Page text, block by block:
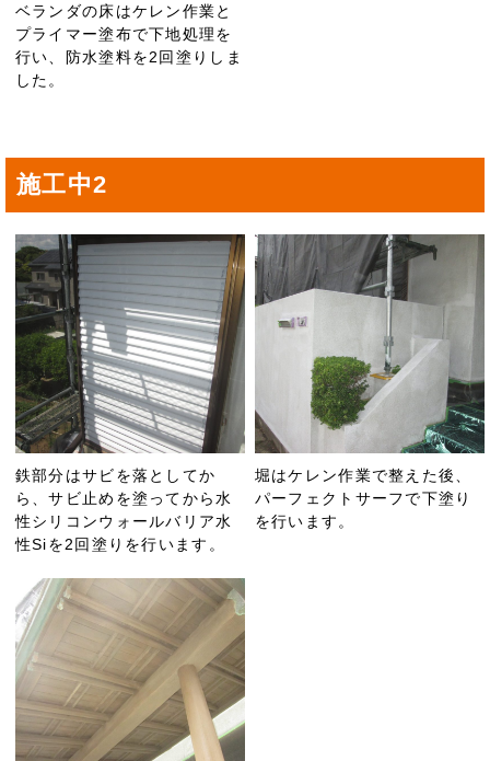
ベランダの床はケレン作業と
プライマー塗布で下地処理を
行い、防水塗料を2回塗りしま
した。
施工中2
鉄部分はサビを落としてか
ら、サビ止めを塗ってから水
性シリコンウォールバリア水
性Siを2回塗りを行います。
堀はケレン作業で整えた後、
パーフェクトサーフで下塗り
を行います。